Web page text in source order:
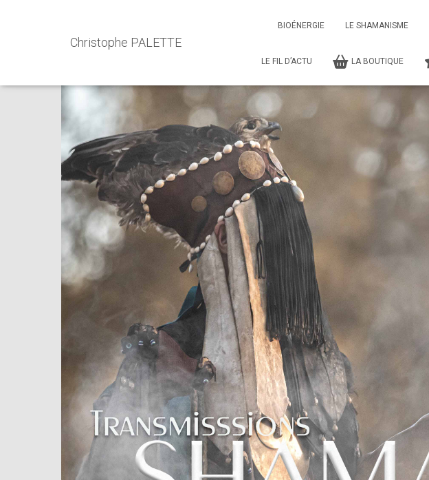
Christophe PALETTE
BIOÉNERGIE LE SHAMANISME
LE FIL D’ACTU LA BOUTIQUE